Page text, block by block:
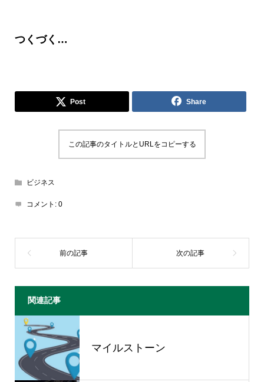
つくづく…
Post Share
この記事のタイトルとURLをコピーする
ビジネス
コメント: 0
関連記事
マイルストーン